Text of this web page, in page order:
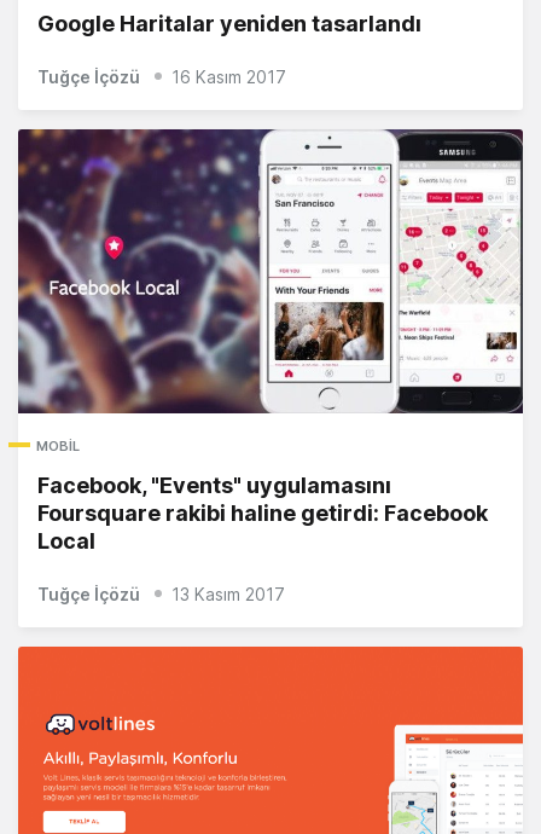
Google Haritalar yeniden tasarlandı
Tuğçe İçözü 16 Kasım 2017
MOBIL
Facebook, "Events" uygulamasını
Foursquare rakibi haline getirdi: Facebook
Local
Tuğçe İçözü 13 Kasım 2017